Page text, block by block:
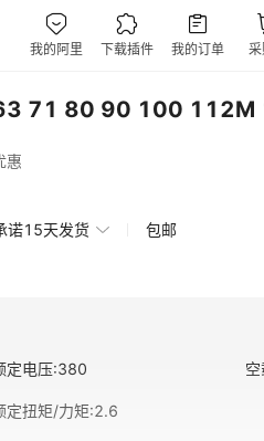
63 71 80 90 100
惠
诺15天发货 包邮
定电压:380
定扭矩/力矩:2.6